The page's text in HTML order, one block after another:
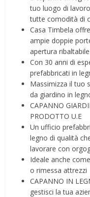
tuo luogo di
tutte comodità di
Casa Timbela
ampie doppie
apertura ribaltabile
Con 30 anni di
prefabbricati in
Massimizza il tuo
da giardino in
CAPANNO
PRODOTTO U.E
Un ufficio
legno di qualità
lavorare con
Ideale anche
o rimessa attrezzi
CAPANNO IN
gestisci la tua